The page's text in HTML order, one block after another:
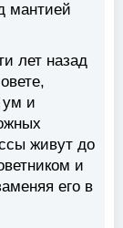
мантией
лет назад
ум и
живут до
и
его в